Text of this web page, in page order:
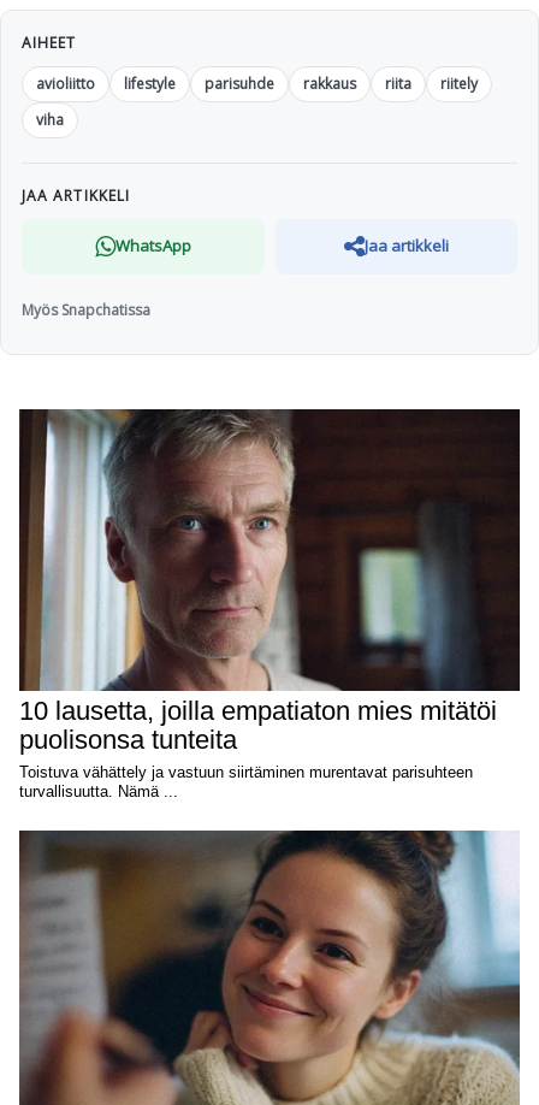
AIHEET
avioliitto
lifestyle parisuhde rakkaus riita
riitely
viha
JAA ARTIKKELI
WhatsApp Jaa artikkeli
Myös Snapchatissa